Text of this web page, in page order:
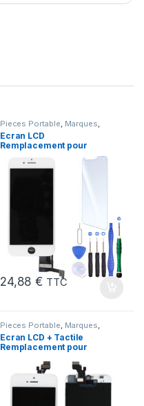
Pieces Portable Marques
Apple iPhone 7
Ecran LCD
Remplacement pour
Trempe +Kit
24,88€ TTC
Pieces Portable Marques
Apple iPhone 5
Ecran LCD + Tactile
Remplacement pour